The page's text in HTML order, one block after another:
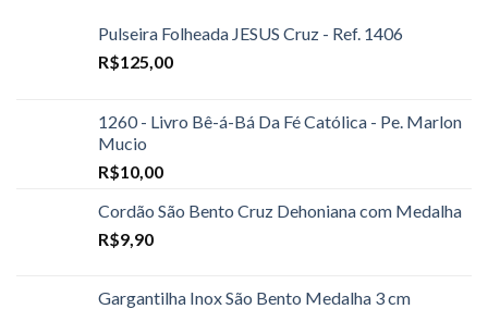
Pulseira Folheada JESUS Cruz - Ref. 1406
R$125,00
1260 - Livro Bê-á-Bá Da Fé Católica - Pe. Marlon
Mucio
R$10,00
Cordão São Bento Cruz Dehoniana com Medalha
R$9,90
Gargantilha Inox São Bento Medalha 3 cm